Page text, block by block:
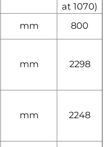
at 1070)
mm
800
mm 2298
mm 2248